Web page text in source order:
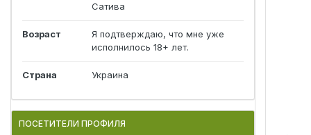
Сатива
Возраст
Я подтверждаю, что мне уже
исполнилось 18+ лет.
Страна Украина
ПОСЕТИТЕЛИ ПРОФИЛЯ